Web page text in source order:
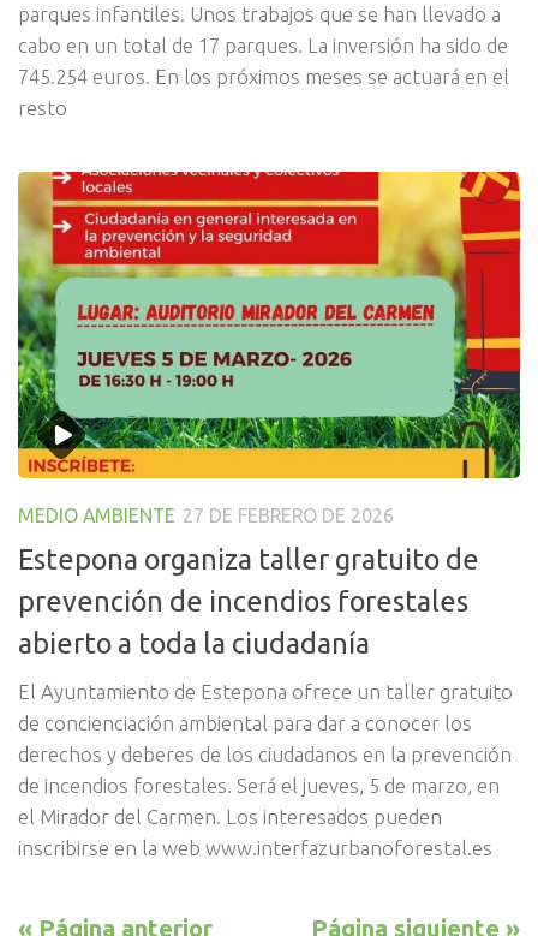
parques infantiles. Unos trabajos que se han llevado a
cabo en un total de 17 parques. La inversión ha sido de
745.254 euros. En los próximos meses se actuará en el
resto
MEDIO AMBIENTE 27 DE FEBRERO DE 2026
Estepona organiza taller gratuito de
prevención de incendios forestales
abierto a toda la ciudadanía
El Ayuntamiento de Estepona ofrece un taller gratuito
de concienciación ambiental para dar a conocer los
derechos y deberes de los ciudadanos en la prevención
de incendios forestales. Será el jueves, 5 de marzo, en
el Mirador del Carmen. Los interesados pueden
inscribirse en la web www.interfazurbanoforestal.es
« Página anterior Página siguiente »